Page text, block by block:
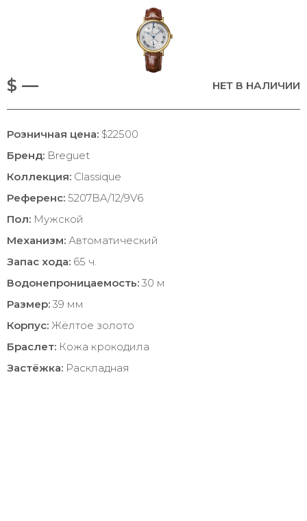
$ — НЕТ В НАЛИЧИИ
Розничная цена: $22500
Бренд: Breguet
Коллекция: Classique
Референс: 5207BA/12/9V6
Пол: Мужской
Механизм: Автоматический
Запас хода: 65 ч.
Водонепроницаемость: 30 м
Размер: 39 мм
Корпус: Жёлтое золото
Браслет: Кожа крокодила
Застёжка: Раскладная